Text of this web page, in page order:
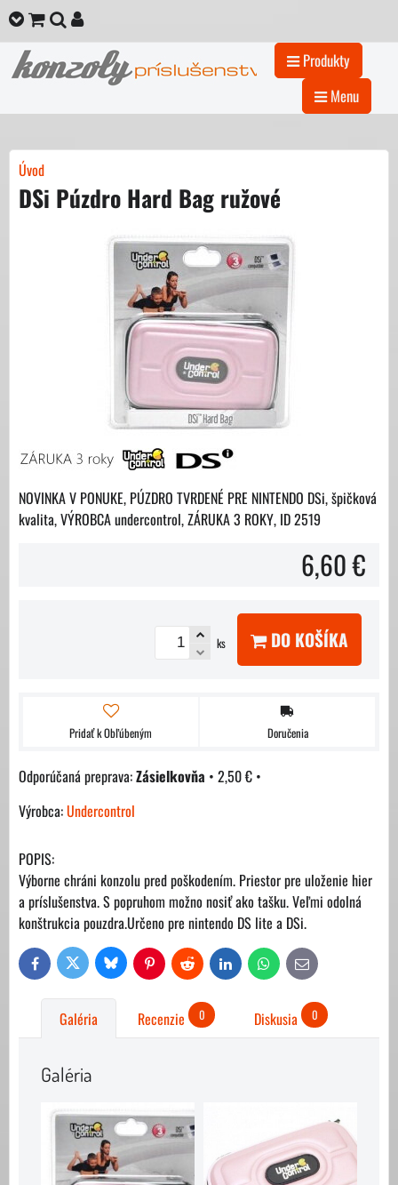
Produkty
Menu
Úvod
DSi Púzdro Hard Bag ružové
NOVINKA V PONUKE, PÚZDRO TVRDENÉ PRE NINTENDO DSi, špičková
kvalita, VÝROBCA undercontrol, ZÁRUKA 3 ROKY, ID 2519
6,60 €
ks DO KOŠÍKA
Pridať k Obľúbeným Doručenia
Zásielkovňa • 2,50 € •
Výrobca:Undercontrol
POPIS:
Výborne chráni konzolu pred poškodením. Priestor pre uloženie hier
a príslušenstva. S popruhom možno nosiť ako tašku. Veľmi odolná
konštrukcia pouzdra.Určeno pre nintendo DS lite a DSi.
FacebookTwitter Bluesky PinterestReddit LinkedIn WhatsAppE-
mail
Galéria Recenzie 0 Diskusia 0
Galéria